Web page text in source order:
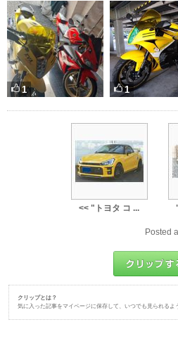
1 1
<< "トヨタ コ ...
Posted
クリップとは？
気に入った記事をマイページに保存して、いつでも見られるよ